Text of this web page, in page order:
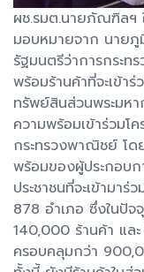
ผช.รมต.นายภัณฑิลฯ
มอบหมายจาก นายภู
รัฐมนตรีว่าการกระ
พร้อมร้านค้าที่จะเข้า
ทรัพย์สินส่วนพระมห
ความพร้อมเข้าร่วมโ
กระทรวงพาณิชย์ โด
พร้อมของผู้ประกอบก
ประชาชนที่จะเข้ามาร่
878 อำเภอ ซึ่งในปัจ
140,000 ร้านค้า แล
ครอบคลุมกว่า